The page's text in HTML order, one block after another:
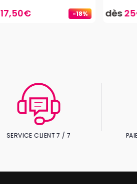
-18%
17,50€ dès
SERVICE CLIENT 7 / 7